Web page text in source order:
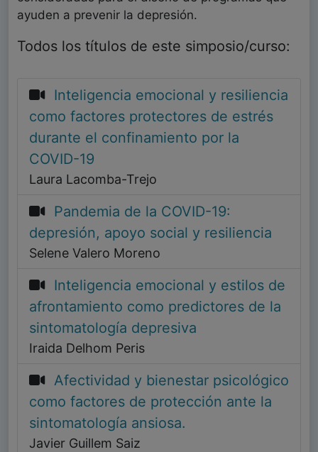
ayuden a prevenir la depresión.
Todos los títulos de este simposio/curso:
Inteligencia emocional y resiliencia
como factores protectores de estrés
durante el confinamiento por la
COVID-19
Laura Lacomba-Trejo
Pandemia de la COVID-19:
depresión, apoyo social y resiliencia
Selene Valero Moreno
Inteligencia emocional y estilos de
afrontamiento como predictores de la
sintomatología depresiva
Iraida Delhom Peris
Afectividad y bienestar psicológico
como factores de protección ante la
sintomatología ansiosa.
Javier Guillem Saiz